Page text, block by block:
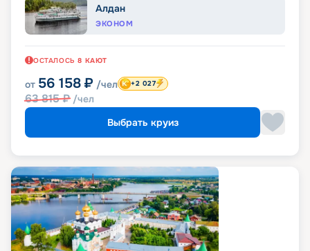
Алдан
ЭКОНОМ
ОСТАЛОСЬ 8 КАЮТ
от 56 158 ₽ /чел
63 815₽ /чел
+2 027
Выбрать круиз